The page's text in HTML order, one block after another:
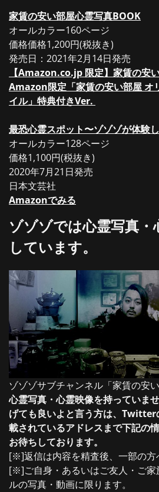
家賃の安い部屋心霊写真BOOK
オールカラー160ページ
価格価格1,200円(税抜き)
発売日：2021年2月14日発売
【Amazon.co.jp 限定】家賃の安
Amazon限定「家賃の安い部屋 オ
イル」特典付きVer.
最恐心霊スポット〜ゾゾゾが体験
オールカラー128ページ
価格1,100円(税抜き)
2020年7月21日発売
日本文芸社
Amazonでみる
ゾゾゾでは心霊写真・
しています。
ゾゾゾサブチャンネル「家賃の安い
心霊写真・心霊映像を持っていま
げても良いよと言う方は、
載されているアドレスまで下記の
お待ちしております。
[※]返信は内容を精査後、一部の方
[※]ご自身・あるいはご友人・ご家
ルの写真・動画に限ります。